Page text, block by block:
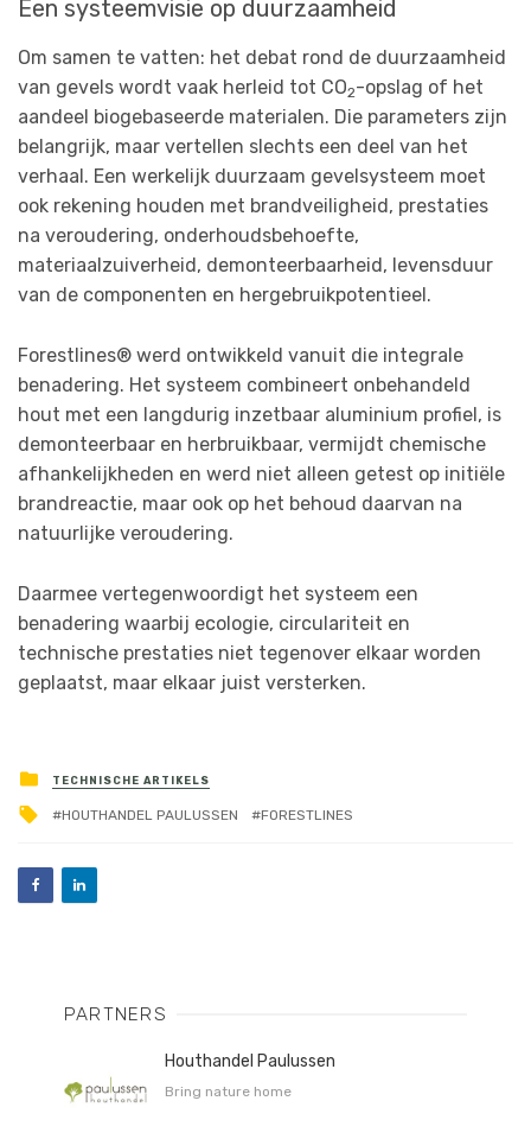
Een systeemvisie op duurzaamheid
Om samen te vatten: het debat rond de duurzaamheid
van gevels wordt vaak herleid tot CO2-opslag of het
aandeel biogebaseerde materialen. Die parameters zijn
belangrijk, maar vertellen slechts een deel van het
verhaal. Een werkelijk duurzaam gevelsysteem moet
ook rekening houden met brandveiligheid, prestaties
na veroudering, onderhoudsbehoefte,
materiaalzuiverheid, demonteerbaarheid, levensduur
van de componenten en hergebruikpotentieel.
Forestlines® werd ontwikkeld vanuit die integrale
benadering. Het systeem combineert onbehandeld
hout met een langdurig inzetbaar aluminium profiel, is
demonteerbaar en herbruikbaar, vermijdt chemische
afhankelijkheden en werd niet alleen getest op initiële
brandreactie, maar ook op het behoud daarvan na
natuurlijke veroudering.
Daarmee vertegenwoordigt het systeem een
benadering waarbij ecologie, circulariteit en
technische prestaties niet tegenover elkaar worden
geplaatst, maar elkaar juist versterken.
TECHNISCHE ARTIKELS
HOUTHANDEL PAULUSSEN FORESTLINES
PARTNERS
Houthandel Paulussen
Bring nature home